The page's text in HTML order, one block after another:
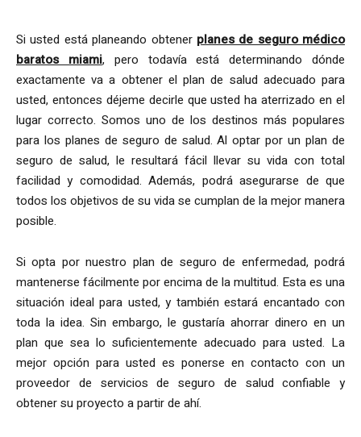
Si usted está planeando obtener planes de seguro médico
baratos miami, pero todavía está determinando dónde
exactamente va a obtener el plan de salud adecuado para
usted, entonces déjeme decirle que usted ha aterrizado en el
lugar correcto. Somos uno de los destinos más populares
para los planes de seguro de salud. Al optar por un plan de
seguro de salud, le resultará fácil llevar su vida con total
facilidad y comodidad. Además, podrá asegurarse de que
todos los objetivos de su vida se cumplan de la mejor manera
posible.
Si opta por nuestro plan de seguro de enfermedad, podrá
mantenerse fácilmente por encima de la multitud. Esta es una
situación ideal para usted, y también estará encantado con
toda la idea. Sin embargo, le gustaría ahorrar dinero en un
plan que sea lo suficientemente adecuado para usted. La
mejor opción para usted es ponerse en contacto con un
proveedor de servicios de seguro de salud confiable y
obtener su proyecto a partir de ahí.